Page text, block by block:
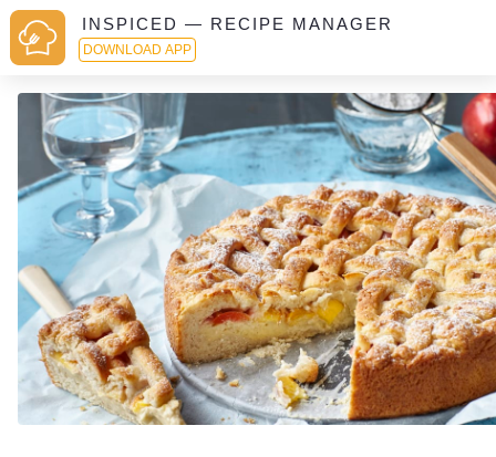
INSPICED — RECIPE MANAGER
DOWNLOAD APP